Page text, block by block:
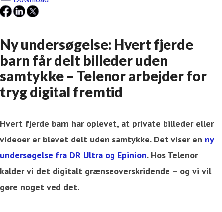
Ny undersøgelse: Hvert fjerde
barn får delt billeder uden
samtykke – Telenor arbejder for
tryg digital fremtid
Hvert fjerde barn har oplevet, at private billeder eller
videoer er blevet delt uden samtykke. Det viser en ny
undersøgelse fra DR Ultra og Epinion. Hos Telenor
kalder vi det digitalt grænseoverskridende – og vi vil
gøre noget ved det.